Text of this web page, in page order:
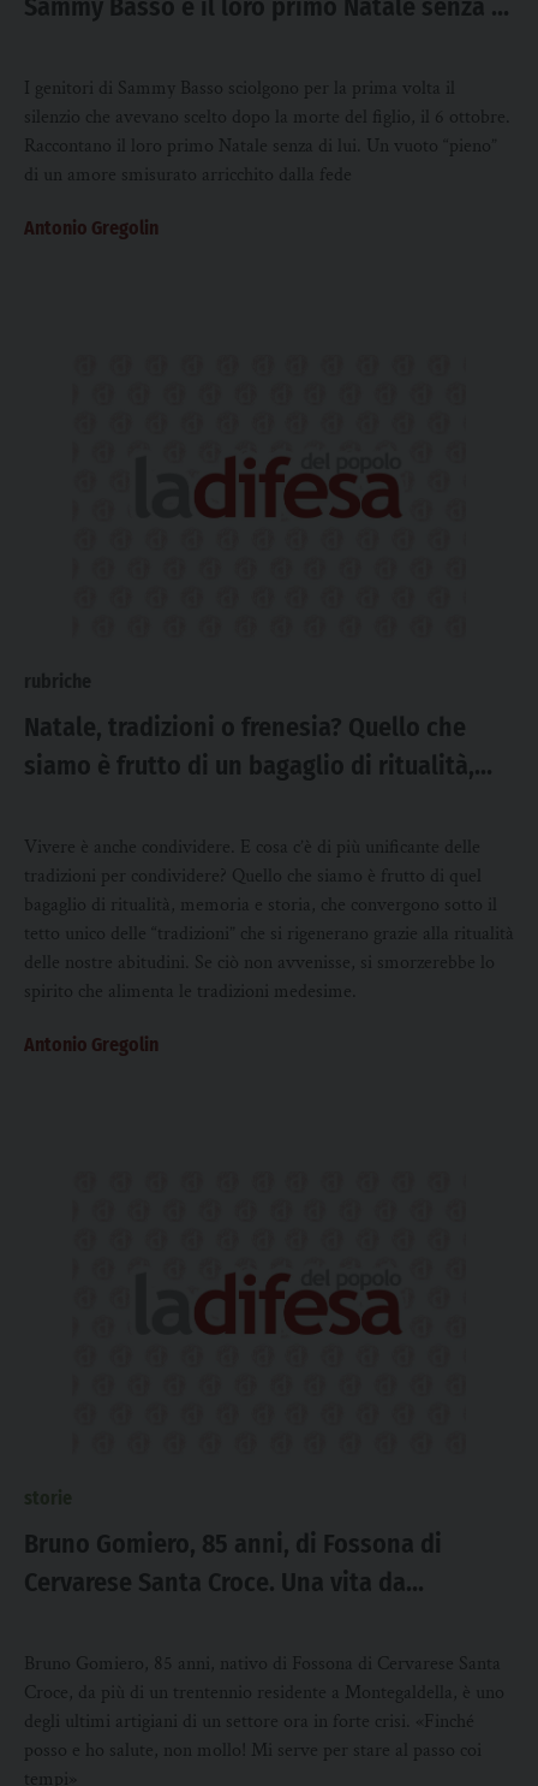
Sammy Basso e il loro primo Natale senza di
I genitori di Sammy Basso sciolgono per la prima volta il
silenzio che avevano scelto dopo la morte del figlio, il 6 ottobre.
Raccontano il loro primo Natale senza di lui. Un vuoto “pieno”
di un amore smisurato arricchito dalla fede
Antonio Gregolin
Natale, tradizioni o frenesia? Quello che
siamo è frutto di un bagaglio di ritualità,
Vivere è anche condividere. E cosa c’è di più unificante delle
tradizioni per condividere? Quello che siamo è frutto di quel
bagaglio di ritualità, memoria e storia, che convergono sotto il
tetto unico delle “tradizioni” che si rigenerano grazie alla ritualità
delle nostre abitudini. Se ciò non avvenisse, si smorzerebbe lo
spirito che alimenta le tradizioni medesime.
Antonio Gregolin
Bruno Gomiero, 85 anni, di Fossona di
Cervarese Santa Croce. Una vita da
Bruno Gomiero, 85 anni, nativo di Fossona di Cervarese Santa
Croce, da più di un trentennio residente a Montegaldella, è uno
degli ultimi artigiani di un settore ora in forte crisi. «Finché
posso e ho salute, non mollo! Mi serve per stare al passo coi
tempi»